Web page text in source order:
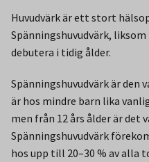
Huvudvärk är ett stort
Spänningshuvudvärk,
debutera i tidig ålder.
Spänningshuvudvärk är den
är hos mindre barn lika
men från 12 års ålder är det
Spänningshuvudvärk
hos upp till 20–30 % av alla